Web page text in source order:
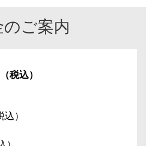
のご案内
（税込）
）